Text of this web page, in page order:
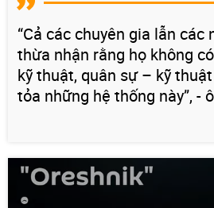
“Cả các chuyên gia lẫn các
thừa nhận rằng họ không
kỹ thuật, quân sự – kỹ
tỏa những hệ thống này”, -